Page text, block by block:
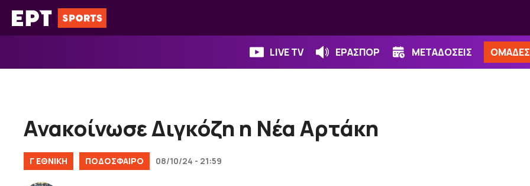
Μετάβαση
σε
LIVE TV ΕΡΑΣΠΟΡ ΜΕΤΑΔΟΣΕΙΣ ΟΜΑΔΕΣ
Ανακοίνωσε Διγκόζη η Νέα Αρτάκη
Γ ΕΘΝΙΚΉ ΠΟΔΟΣΦΑΙΡΟ 08/10/24 - 21:59